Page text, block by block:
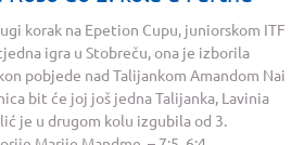
korak na Epetion Cupu, juniorskom ITF
igra u Stobreču, ona je izborila
pobjede nad Talijankom Amandom Nai
bit će joj još jedna Talijanka, Lavinia
je u drugom kolu izgubila od 3.